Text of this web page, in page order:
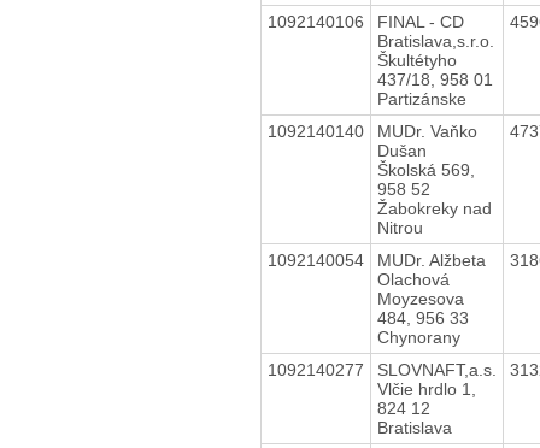
1092140106
FINAL - CD
Bratislava,s.r.o.
Škultétyho
437/18, 958 01
Partizánske
1092140140
MUDr. Vaňko
Dušan
Školská 569,
958 52
Žabokreky nad
Nitrou
1092140054
MUDr. Alžbeta
Olachová
Moyzesova
484, 956 33
Chynorany
1092140277
SLOVNAFT,a.s.
Vlčie hrdlo 1,
824 12
Bratislava